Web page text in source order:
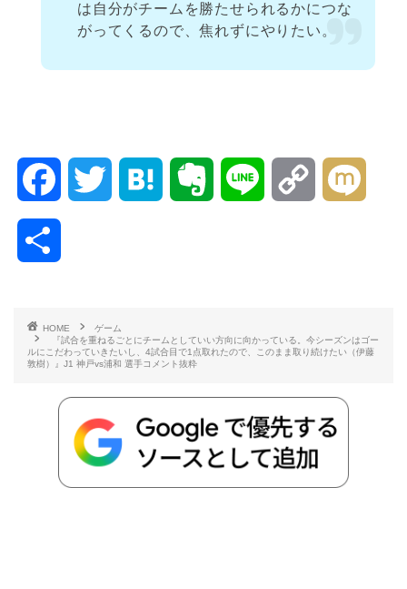
は自分がチームを勝たせられるかにつな
がってくるので、焦れずにやりたい。
b
o
k
t
e
r
n
a
n
o
t
e
L
i
n
k
HOME
ゲーム
『試合を重ねるごとにチームとしていい方向に向かっている。今シーズンはゴー
ルにこだわっていきたいし、4試合目で1点取れたので、このまま取り続けたい（伊藤
敦樹）』J1 神戸vs浦和 選手コメント抜粋